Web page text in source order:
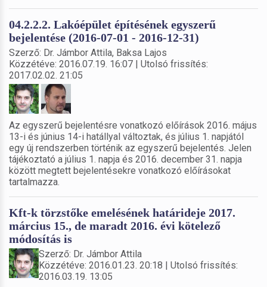
04.2.2.2. Lakóépület építésének egyszerű
bejelentése (2016-07-01 - 2016-12-31)
Szerző: Dr. Jámbor Attila, Baksa Lajos
Közzétéve: 2016.07.19. 16:07 | Utolsó frissítés:
2017.02.02. 21:05
Az egyszerű bejelentésre vonatkozó előírások 2016. május
13-i és június 14-i hatállyal változtak, és július 1. napjától
egy új rendszerben történik az egyszerű bejelentés. Jelen
tájékoztató a július 1. napja és 2016. december 31. napja
között megtett bejelentésekre vonatkozó előírásokat
tartalmazza.
Kft-k törzstőke emelésének határideje 2017.
március 15., de maradt 2016. évi kötelező
módosítás is
Szerző: Dr. Jámbor Attila
Közzétéve: 2016.01.23. 20:18 | Utolsó frissítés:
2016.03.19. 13:05